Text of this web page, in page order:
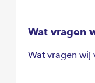
Wat vragen
Wat vragen wij